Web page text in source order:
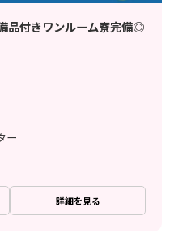
品付きワンルーム寮完備◎
ー
詳細を見る